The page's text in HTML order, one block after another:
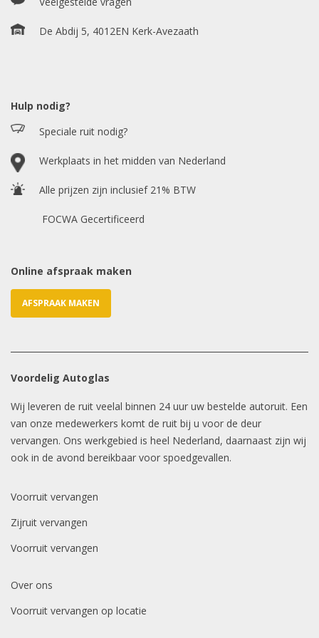
Bouwjaar
E-mailadres *
De Abdij 5, 4012EN Kerk-Avezaath
Hulp nodig?
Speciale ruit nodig?
Werkplaats in het midden van Nederland
Alle prijzen zijn inclusief 21% BTW
FOCWA Gecertificeerd
Online afspraak maken
AFSPRAAK MAKEN
Voordelig Autoglas
Wij leveren de ruit veelal binnen 24 uur uw bestelde autoruit. Een
van onze medewerkers komt de ruit bij u voor de deur
vervangen. Ons werkgebied is heel Nederland, daarnaast zijn wij
ook in de avond bereikbaar voor spoedgevallen.
Voorruit vervangen
Zijruit vervangen
Voorruit vervangen
Over ons
Voorruit vervangen op locatie